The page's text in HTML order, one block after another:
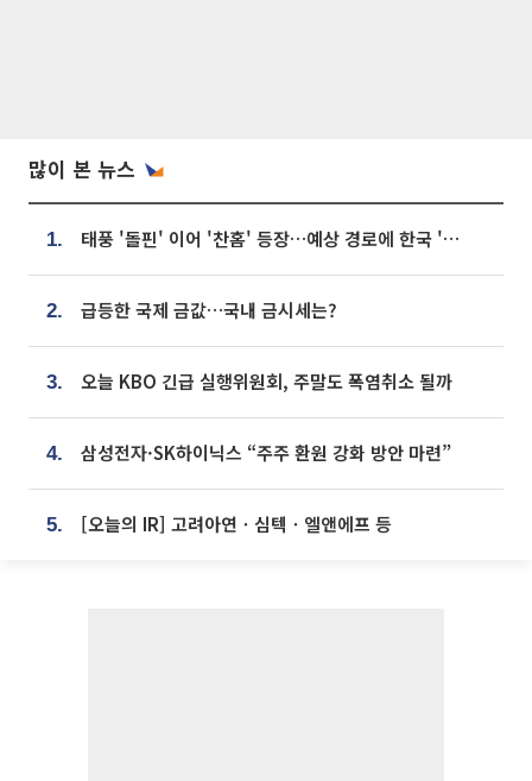
많이 본 뉴스
1. 태풍 '돌핀' 이어 '찬홈' 등장…예상 경로에 한국 '한숨'
2. 급등한 국제 금값…국내 금시세는?
3. 오늘 KBO 긴급 실행위원회, 주말도 폭염취소 될까
4. 삼성전자·SK하이닉스 “주주 환원 강화 방안 마련”
5. [오늘의 IR] 고려아연ㆍ심텍ㆍ엘앤에프 등